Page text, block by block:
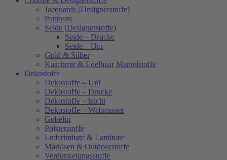
Jacquards (Designerstoffe)
Panneau
Seide (Designerstoffe)
Seide – Drucke
Seide – Uni
Gold & Silber
Kaschmir & Edelhaar Mantelstoffe
Dekostoffe
Dekostoffe – Uni
Dekostoffe – Drucke
Dekostoffe – leicht
Dekostoffe – Webmuster
Gobelin
Polsterstoffe
Lederimitate & Laminate
Markisen & Outdoorstoffe
Verdunkelungsstoffe